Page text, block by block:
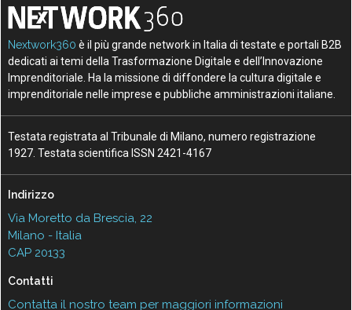
Nextwork360 è il più grande network in Italia di testate e portali B2B
dedicati ai temi della Trasformazione Digitale e dell’Innovazione
Imprenditoriale. Ha la missione di diffondere la cultura digitale e
imprenditoriale nelle imprese e pubbliche amministrazioni italiane.
Testata registrata al Tribunale di Milano, numero registrazione
1927. Testata scientifica ISSN 2421-4167
Indirizzo
Via Moretto da Brescia, 22
Milano - Italia
CAP 20133
Contatti
Contatta il nostro team per maggiori informazioni